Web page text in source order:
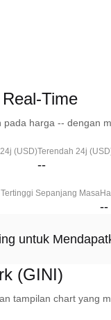
Time
harga -- dengan
(USD)Terendah 24j
--
Sepanjang Masa
--
untuk
(GINI)
tampilan chart yang